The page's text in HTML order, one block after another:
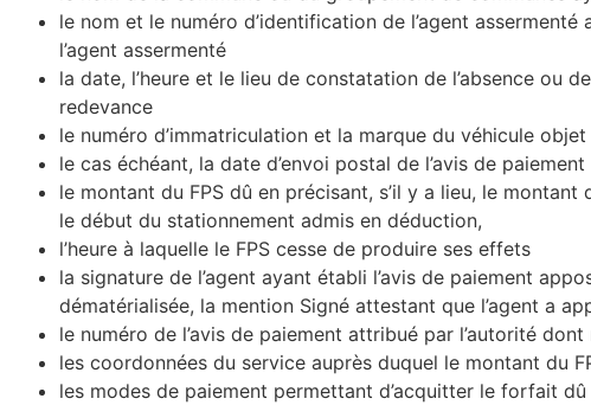
le nom et le numéro d’identification de l’agent
l’agent assermenté
la date, l’heure et le lieu de constatation de l’absence ou
redevance
le numéro d’immatriculation et la marque du véhicule objet
le cas échéant, la date d’envoi postal de l’avis de paiement
le montant du FPS dû en précisant, s’il y a lieu, le
le début du stationnement admis en déduction,
l’heure à laquelle le FPS cesse de produire ses effets
la signature de l’agent ayant établi l’avis de paiement
dématérialisée, la mention Signé attestant que l’agent a
le numéro de l’avis de paiement attribué par l’autorité dont
les coordonnées du service auprès duquel le montant du
les modes de paiement permettant d’acquitter le forfait dû